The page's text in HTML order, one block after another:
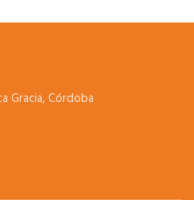
Gracia, Córdoba